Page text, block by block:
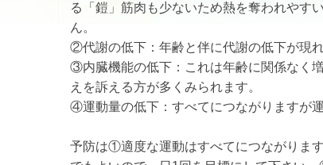
る「鎧」筋肉も少ないため熱を奪われやす
ん。
②代謝の低下：年齢と伴に代謝の低下が現
③内臓機能の低下：これは年齢に関係なく
えを訴える方が多くみられます。
④運動量の低下：すべてにつながりますが
予防は①適度な運動はすべてにつながりま